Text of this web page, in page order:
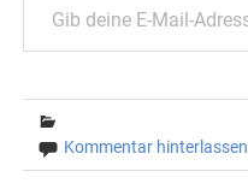
Kommentar hinterlassen